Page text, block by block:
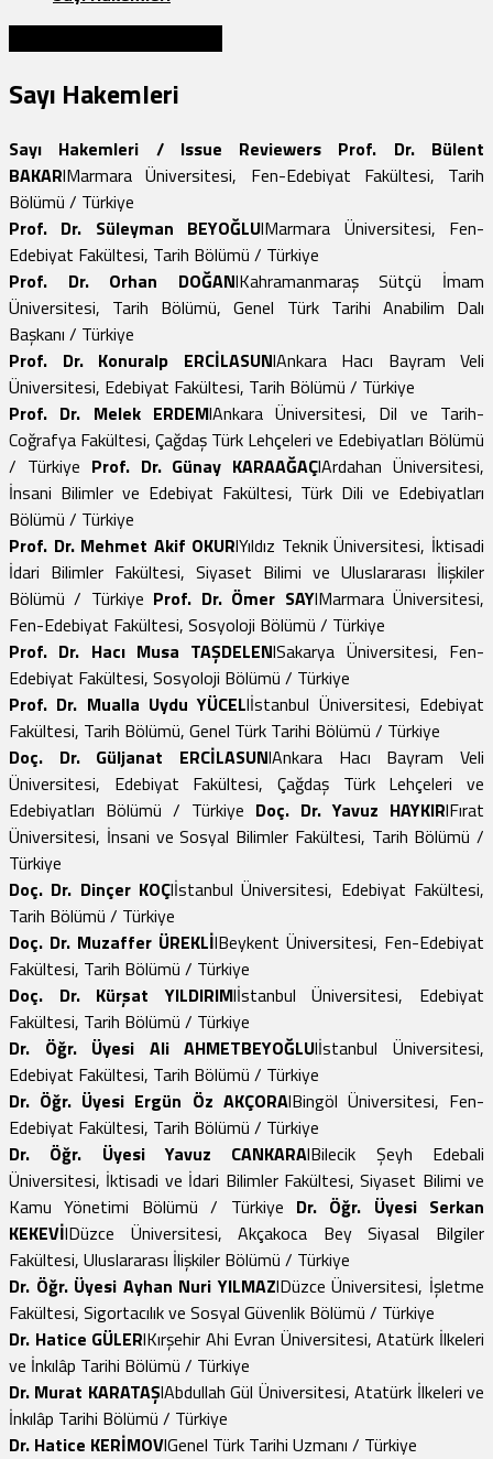
Sayı Hakemleri
Sayı Hakemleri / Issue Reviewers
Prof. Dr. Bülent
BAKARlMarmara Üniversitesi, Fen-Edebiyat Fakültesi, Tarih
Bölümü / Türkiye
Prof. Dr. Süleyman BEYOĞLUlMarmara Üniversitesi, Fen-
Edebiyat Fakültesi, Tarih Bölümü / Türkiye
Prof. Dr. Orhan DOĞANlKahramanmaraş Sütçü İmam
Üniversitesi, Tarih Bölümü, Genel Türk Tarihi Anabilim Dalı
Başkanı / Türkiye
Prof. Dr. Konuralp ERCİLASUNlAnkara Hacı Bayram Veli
Üniversitesi, Edebiyat Fakültesi, Tarih Bölümü / Türkiye
Prof. Dr. Melek ERDEMlAnkara Üniversitesi, Dil ve Tarih-
Coğrafya Fakültesi, Çağdaş Türk Lehçeleri ve Edebiyatları Bölümü
/ Türkiye Prof. Dr. Günay KARAAĞAÇlArdahan Üniversitesi,
İnsani Bilimler ve Edebiyat Fakültesi, Türk Dili ve Edebiyatları
Bölümü / Türkiye
Prof. Dr. Mehmet Akif OKURlYıldız Teknik Üniversitesi, İktisadi
İdari Bilimler Fakültesi, Siyaset Bilimi ve Uluslararası İlişkiler
Bölümü / Türkiye Prof. Dr. Ömer SAYlMarmara Üniversitesi,
Fen-Edebiyat Fakültesi, Sosyoloji Bölümü / Türkiye
Prof. Dr. Hacı Musa TAŞDELENlSakarya Üniversitesi, Fen-
Edebiyat Fakültesi, Sosyoloji Bölümü / Türkiye
Prof. Dr. Mualla Uydu YÜCELlİstanbul Üniversitesi, Edebiyat
Fakültesi, Tarih Bölümü, Genel Türk Tarihi Bölümü / Türkiye
Doç. Dr. Güljanat ERCİLASUNlAnkara Hacı Bayram Veli
Üniversitesi, Edebiyat Fakültesi, Çağdaş Türk Lehçeleri ve
Edebiyatları Bölümü / Türkiye Doç. Dr. Yavuz HAYKIRlFırat
Üniversitesi, İnsani ve Sosyal Bilimler Fakültesi, Tarih Bölümü /
Türkiye
Doç. Dr. Dinçer KOÇlİstanbul Üniversitesi, Edebiyat Fakültesi,
Tarih Bölümü / Türkiye
Doç. Dr. Muzaffer ÜREKLİlBeykent Üniversitesi, Fen-Edebiyat
Fakültesi, Tarih Bölümü / Türkiye
Doç. Dr. Kürşat YILDIRIMlİstanbul Üniversitesi, Edebiyat
Fakültesi, Tarih Bölümü / Türkiye
Dr. Öğr. Üyesi Ali AHMETBEYOĞLUlİstanbul Üniversitesi,
Edebiyat Fakültesi, Tarih Bölümü / Türkiye
Dr. Öğr. Üyesi Ergün Öz AKÇORAlBingöl Üniversitesi, Fen-
Edebiyat Fakültesi, Tarih Bölümü / Türkiye
Dr. Öğr. Üyesi Yavuz CANKARAlBilecik Şeyh Edebali
Üniversitesi, İktisadi ve İdari Bilimler Fakültesi, Siyaset Bilimi ve
Kamu Yönetimi Bölümü / Türkiye Dr. Öğr. Üyesi Serkan
KEKEVİlDüzce Üniversitesi, Akçakoca Bey Siyasal Bilgiler
Fakültesi, Uluslararası İlişkiler Bölümü / Türkiye
Dr. Öğr. Üyesi Ayhan Nuri YILMAZlDüzce Üniversitesi, İşletme
Fakültesi, Sigortacılık ve Sosyal Güvenlik Bölümü / Türkiye
Dr. Hatice GÜLERlKırşehir Ahi Evran Üniversitesi, Atatürk İlkeleri
ve İnkılâp Tarihi Bölümü / Türkiye
Dr. Murat KARATAŞlAbdullah Gül Üniversitesi, Atatürk İlkeleri ve
İnkılâp Tarihi Bölümü / Türkiye
Dr. Hatice KERİMOVlGenel Türk Tarihi Uzmanı / Türkiye